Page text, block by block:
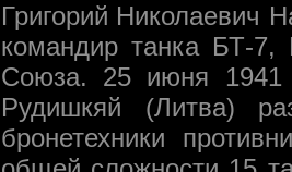
Григорий Николаевич
командир танка БТ-7,
Союза. 25 июня 1941
Рудишкяй (Литва)
бронетехники